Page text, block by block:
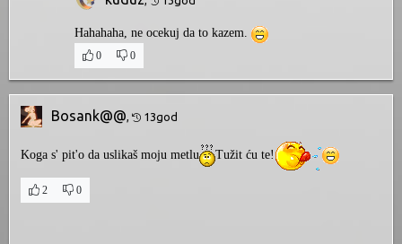
Hahahaha, ne ocekuj da to kazem.
0 0
Bosank@@, 13god
Koga s' pit'o da uslikaš moju metlu Tužit ću te!
2 0